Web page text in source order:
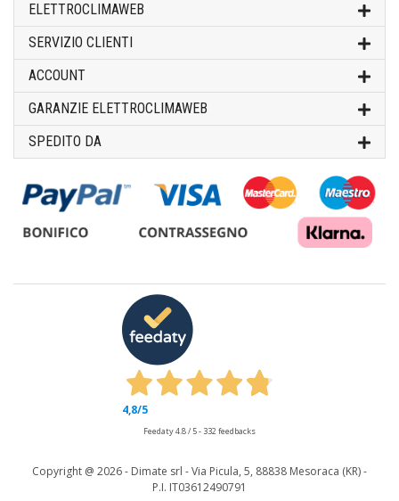
ELETTROCLIMAWEB
SERVIZIO CLIENTI
ACCOUNT
GARANZIE ELETTROCLIMAWEB
SPEDITO DA
Copyright @ 2026 - Dimate srl - Via Picula, 5, 88838 Mesoraca (KR) -
P.I. IT03612490791
4,8/5
Feedaty4.8/ 5- 332 feedbacks